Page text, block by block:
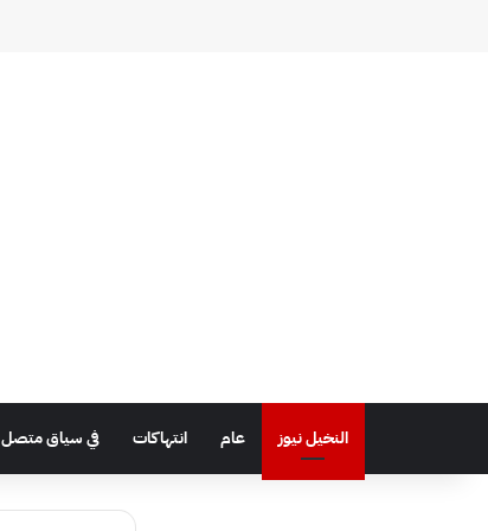
النخيل نيوز عام انتهاكات في سياق متصل